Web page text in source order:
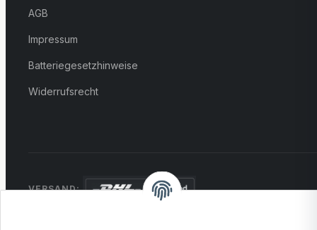
AGB
Impressum
Batteriegesetzhinweise
Widerrufsrecht
VERSAND: